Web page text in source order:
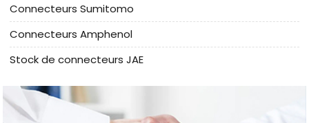
Connecteurs Sumitomo
Connecteurs Amphenol
Stock de connecteurs JAE